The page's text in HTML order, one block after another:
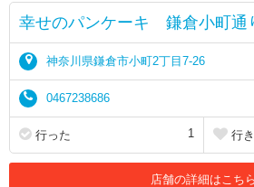
幸せのパンケーキ 鎌倉小町通
神奈川県鎌倉市小町2丁目7-26
0467238686
行った 1 行
店舗の詳細はこちら